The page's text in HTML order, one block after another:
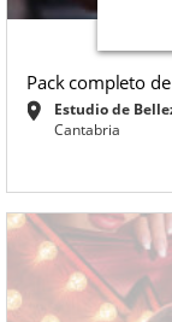
Pack completo
Estudio de
Cantabria